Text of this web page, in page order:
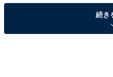
その中から、「絶景が楽し
続き